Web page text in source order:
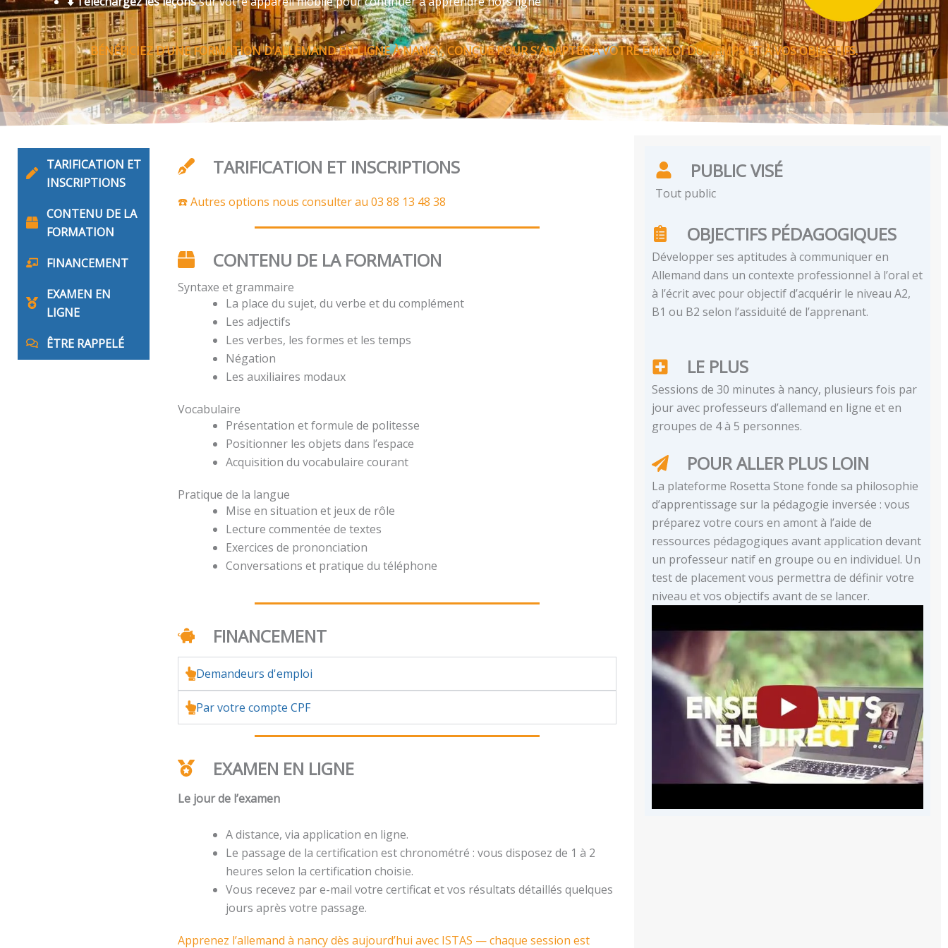
BÉNÉFICIEZ D’UNE FORMATION D’ALLEMAND EN LIGNE À NANCY, CONÇUE POUR S’ADAPTER À VOTRE EMPLOI DU TEMPS ET À VOS OBJECTIFS.
TARIFICATION ET
INSCRIPTIONS
CONTENU DE LA
FORMATION
FINANCEMENT
EXAMEN EN
LIGNE
ÊTRE RAPPELÉ
TARIFICATION ET INSCRIPTIONS
☎️ Autres options nous consulter au 03 88 13 48 38
CONTENU DE LA FORMATION
Syntaxe et grammaire
La place du sujet, du verbe et du complément
Les adjectifs
Les verbes, les formes et les temps
Négation
Les auxiliaires modaux
Vocabulaire
Présentation et formule de politesse
Positionner les objets dans l’espace
Acquisition du vocabulaire courant
Pratique de la langue
Mise en situation et jeux de rôle
Lecture commentée de textes
Exercices de prononciation
Conversations et pratique du téléphone
FINANCEMENT
Demandeurs d'emploi
Par votre compte CPF
EXAMEN EN LIGNE
Le jour de l’examen
A distance, via application en ligne.
Le passage de la certification est chronométré : vous disposez de 1 à 2
heures selon la certification choisie.
Vous recevez par e-mail votre certificat et vos résultats détaillés quelques
jours après votre passage.
Apprenez l’allemand à nancy dès aujourd’hui avec ISTAS — chaque session est
PUBLIC VISÉ
Tout public
OBJECTIFS PÉDAGOGIQUES
Développer ses aptitudes à communiquer en
Allemand dans un contexte professionnel à l’oral et
à l’écrit avec pour objectif d’acquérir le niveau A2,
B1 ou B2 selon l’assiduité de l’apprenant.
LE PLUS
Sessions de 30 minutes à nancy, plusieurs fois par
jour avec professeurs d’allemand en ligne et en
groupes de 4 à 5 personnes.
POUR ALLER PLUS LOIN
La plateforme Rosetta Stone fonde sa philosophie
d’apprentissage sur la pédagogie inversée : vous
préparez votre cours en amont à l’aide de
ressources pédagogiques avant application devant
un professeur natif en groupe ou en individuel. Un
test de placement vous permettra de définir votre
niveau et vos objectifs avant de se lancer.